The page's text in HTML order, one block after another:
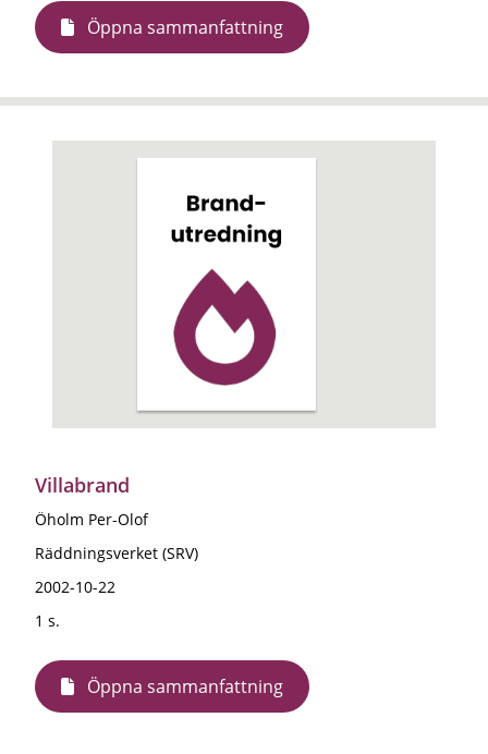
Öppna sammanfattning
Villabrand
Öholm Per-Olof
Räddningsverket (SRV)
2002-10-22
1 s.
Öppna sammanfattning